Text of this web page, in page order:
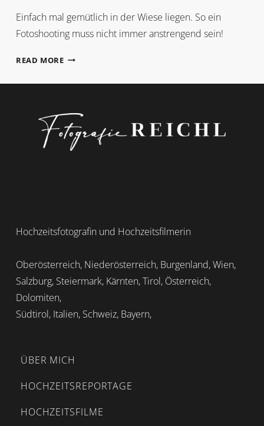
Einfach mal gemütlich in der Wiese liegen. So ein
Fotoshooting muss nicht immer anstrengend sein!
READ MOREMARLENE
MANUEL
Hochzeitsfotografin und Hochzeitsfilmerin
Oberösterreich, Niederösterreich, Burgenland, Wien,
Salzburg, Steiermark, Kärnten, Tirol, Österreich,
Dolomiten,
Südtirol, Italien, Schweiz, Bayern,
ÜBER MICH
HOCHZEITSREPORTAGE
HOCHZEITSFILME